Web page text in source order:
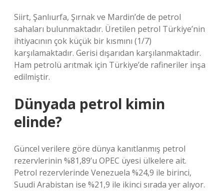
Siirt, Şanlıurfa, Şırnak ve Mardin’de de petrol
sahaları bulunmaktadır. Üretilen petrol Türkiye’nin
ihtiyacının çok küçük bir kısmını (1/7)
karşılamaktadır. Gerisi dışarıdan karşılanmaktadır.
Ham petrolü arıtmak için Türkiye’de rafineriler inşa
edilmiştir.
Dünyada petrol kimin
elinde?
Güncel verilere göre dünya kanıtlanmış petrol
rezervlerinin %81,89’u OPEC üyesi ülkelere ait.
Petrol rezervlerinde Venezuela %24,9 ile birinci,
Suudi Arabistan ise %21,9 ile ikinci sırada yer alıyor.